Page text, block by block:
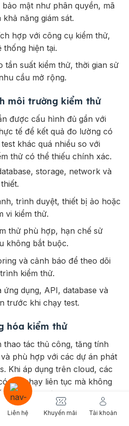
mật như phân quyền, mã
năng giám sát.
hợp với công cụ kiểm thử,
thống hiện tại.
tần suất kiểm thử, thời gian sử
cầu mở rộng.
môi trường kiểm thử
được cấu hình đủ gần với
tế để kết quả đo lường có
khác quá nhiều so với
thử có thể thiếu chính xác.
storage, network và
trình duyệt, thiết bị ảo hoặc
vi kiểm thử.
thử phù hợp, hạn chế sử
không bắt buộc.
và cảnh báo để theo dõi
kiểm thử.
ứng dụng, API, database và
trước khi chạy test.
hóa kiểm thử
thao tác thủ công, tăng tính
phù hợp với các dự án phát
Khi áp dụng trên cloud, các
thể chạy liên tục mà không
từ con người.
thử cho các luồng nghiệp
Liên hệ Khuyến mãi Tài khoản